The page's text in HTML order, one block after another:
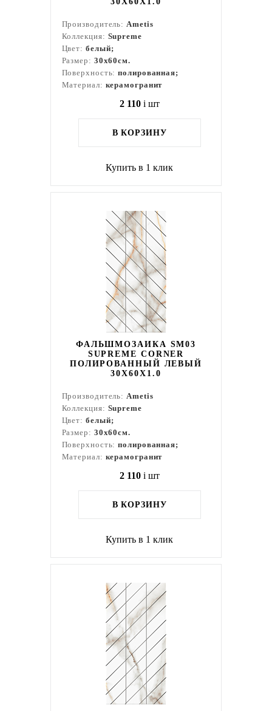
Производитель:Ametis
Коллекция: Supreme
Цвет: белый;
Размер: 30x60см.
Поверхность:полированная;
Материал: керамогранит
2 110 i шт
В КОРЗИНУ
Купить в 1 клик
ФАЛЬШМОЗАИКА SM03
SUPREME CORNER
ПОЛИРОВАННЫЙ ЛЕВЫЙ
30X60X1.0
Производитель:Ametis
Коллекция: Supreme
Цвет: белый;
Размер: 30x60см.
Поверхность:полированная;
Материал: керамогранит
2 110 i шт
В КОРЗИНУ
Купить в 1 клик